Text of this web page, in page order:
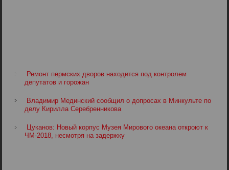
Ремонт пермских дворов находится под контролем
депутатов и горожан
Владимир Мединский сообщил о допросах в Минкульте по
делу Кирилла Серебренникова
Цуканов: Новый корпус Музея Мирового океана откроют к
ЧМ-2018, несмотря на задержку